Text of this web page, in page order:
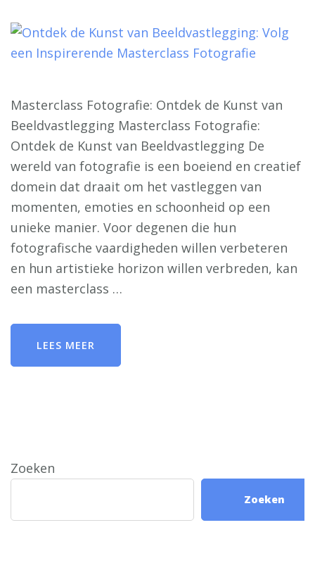
Masterclass Fotografie: Ontdek de Kunst van
Beeldvastlegging Masterclass Fotografie:
Ontdek de Kunst van Beeldvastlegging De
wereld van fotografie is een boeiend en creatief
domein dat draait om het vastleggen van
momenten, emoties en schoonheid op een
unieke manier. Voor degenen die hun
fotografische vaardigheden willen verbeteren
en hun artistieke horizon willen verbreden, kan
een masterclass …
LEES MEER
Zoeken
Zoeken